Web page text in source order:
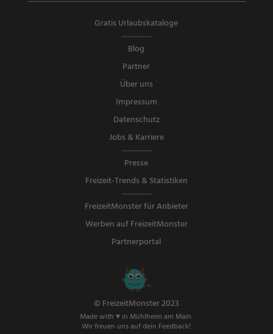
Gratis Urlaubskataloge
Blog
Partner
Über uns
Impressum
Datenschutz
Jobs & Karriere
Presse
Freizeit-Trends & Statistiken
FreizeitMonster für Anbieter
Werben auf FreizeitMonster
Partnerportal
© FreizeitMonster 2023
Made with ♥ in Mühlheim am Main.
Wir freuen uns auf dein Feedback!